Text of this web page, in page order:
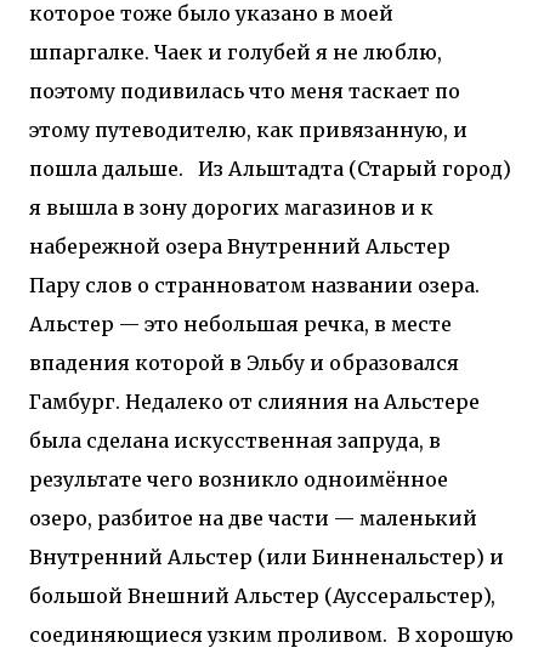
которое тоже было указано в моей
шпаргалке. Чаек и голубей я не люблю,
поэтому подивилась что меня таскает по
этому путеводителю, как привязанную, и
пошла дальше.
Из Альштадта (Старый город)
я вышла в зону дорогих магазинов и к
набережной озера Внутренний Альстер
Пару слов о странноватом названии озера.
Альстер — это небольшая речка, в месте
впадения которой в Эльбу и образовался
Гамбург. Недалеко от слияния на Альстере
была сделана искусственная запруда, в
результате чего возникло одноимённое
озеро, разбитое на две части — маленький
Внутренний Альстер (или Бинненальстер) и
большой Внешний Альстер (Ауссеральстер),
соединяющиеся узким проливом. В хорошую